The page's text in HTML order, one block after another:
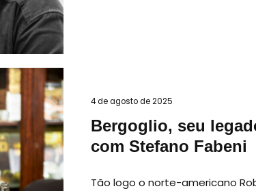
4 de agosto de 2025
Bergoglio, seu
com Stefano Fabeni
Tão logo o norte-americano